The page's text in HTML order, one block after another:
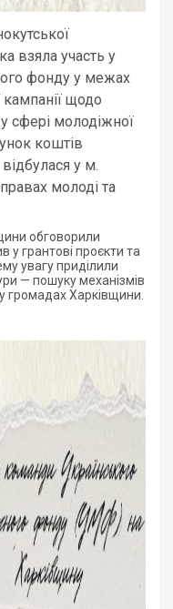
взяла участь у
фонду у межах
кампанiї щодо
сферi молодiжної
коштiв
у м.
молоді та
обговорили
у грантові проєкти та
увагу приділили
— пошуку механізмів
громадах Харківщини.